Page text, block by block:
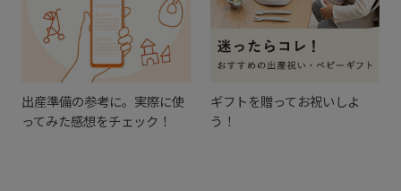
出産準備の参考に。実際に使
ってみた感想をチェック！
ギフトを贈ってお祝いしよ
う！